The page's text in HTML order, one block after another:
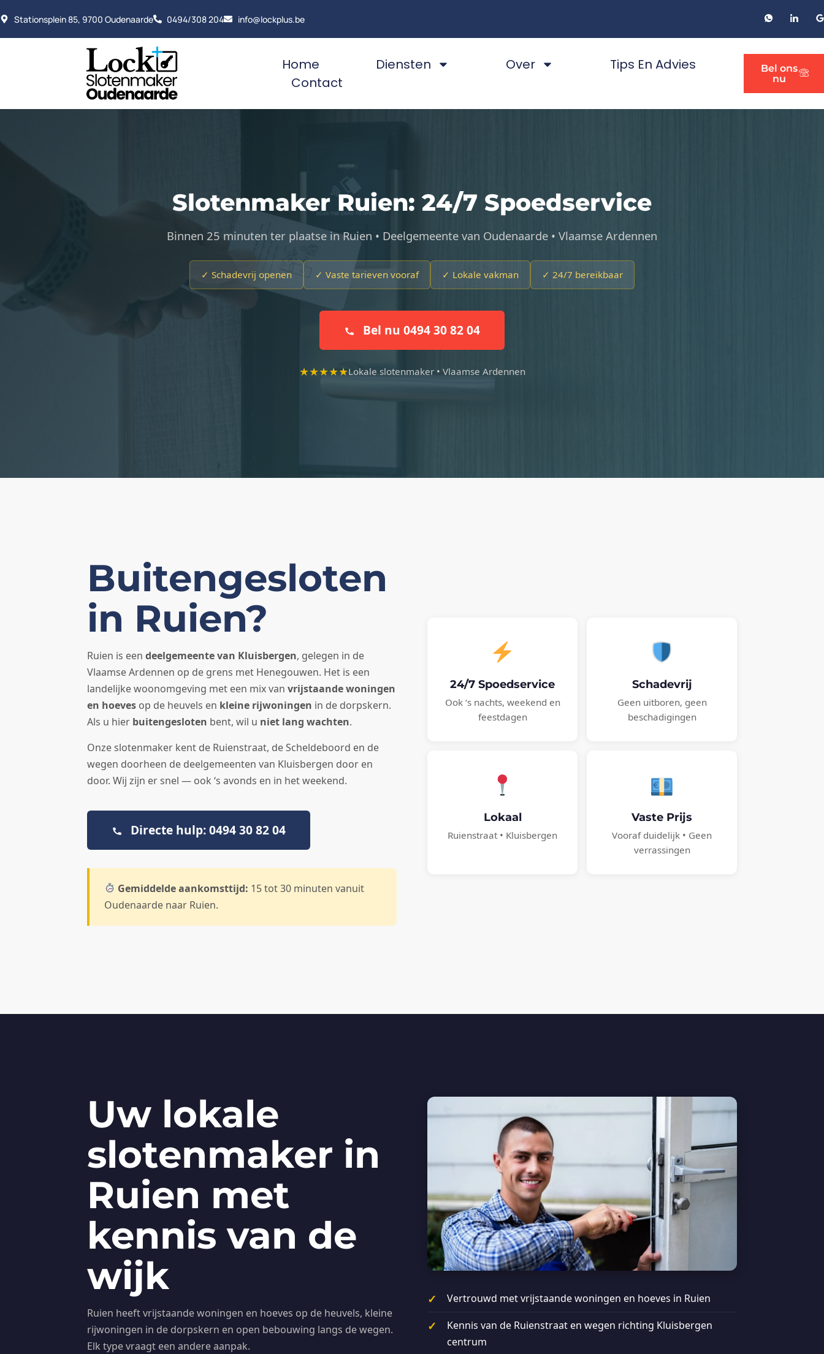
Stationsplein 85, 9700 Oudenaarde 0494/308 204 info@lockplus.be
Home Diensten Over
Tips En Advies
Contact
Bel ons
nu
Slotenmaker Ruien: 24/7 Spoedservice
Binnen 25 minuten ter plaatse in Ruien • Deelgemeente van Oudenaarde • Vlaamse Ardennen
✓ Schadevrij openen ✓ Vaste tarieven vooraf ✓ Lokale vakman ✓ 24/7 bereikbaar
Bel nu 0494 30 82 04
★★★★★Lokale slotenmaker • Vlaamse Ardennen
Buitengesloten
in Ruien?
Ruien is een deelgemeente van Kluisbergen, gelegen in de
Vlaamse Ardennen op de grens met Henegouwen. Het is een
landelijke woonomgeving met een mix van vrijstaande woningen
en hoeves op de heuvels en kleine rijwoningen in de dorpskern.
Als u hier buitengesloten bent, wil u niet lang wachten.
Onze slotenmaker kent de Ruienstraat, de Scheldeboord en de
wegen doorheen de deelgemeenten van Kluisbergen door en
door. Wij zijn er snel — ook ‘s avonds en in het weekend.
Directe hulp: 0494 30 82 04
Gemiddelde aankomsttijd: 15 tot 30 minuten vanuit
Oudenaarde naar Ruien.
24/7 Spoedservice
Ook ‘s nachts, weekend en
feestdagen
Schadevrij
Geen uitboren, geen
beschadigingen
Lokaal
Ruienstraat • Kluisbergen
Vaste Prijs
Vooraf duidelijk • Geen
verrassingen
Uw lokale
slotenmaker in
Ruien met
kennis van de
wijk
Ruien heeft vrijstaande woningen en hoeves op de heuvels, kleine
rijwoningen in de dorpskern en open bebouwing langs de wegen.
Elk type vraagt een andere aanpak.
Vertrouwd met vrijstaande woningen en hoeves in Ruien
Kennis van de Ruienstraat en wegen richting Kluisbergen
centrum